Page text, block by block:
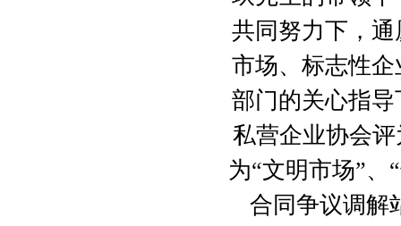
共同努力下，
市场、标志性
部门的关心指
私营企业协会
为“文明市场”、
合同争议调解